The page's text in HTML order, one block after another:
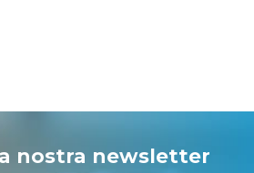
nostra newsletter